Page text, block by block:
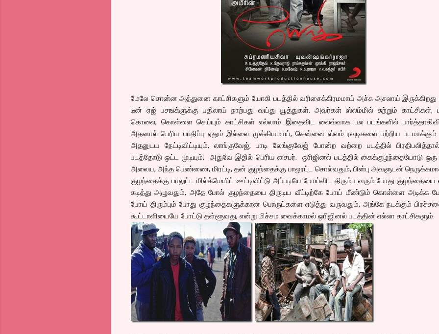
மேலே சொன்ன அத்துனை காட்சிகளும் யோகி படத்தில் வரிசைக்கிரமமாய் அச்சு அசலாய்
டீன் ஏஜ் பசஙக்ளுக்கு பதிலாய் நாற்பது வய்து யூத்துகள். அவர்கள் ஸ்லம்மில் சுற்றும் காட்சிகள்,
கொலை, கொள்ளை செய்யும் காட்சிகள் எல்லாம் இதைவிட லைவ்வாக பல படங்களில்
அதனால் பெரிய பாதிப்பு ஏதும் இல்லை. முக்கியமாய், சென்னை ஸ்லம் ரவுடிகளை பற்றிய படமாக்கும்
அதனுடய நேட்டிவிட்டியும், லாங்குவேஜ், பாடி லேங்குவேஜ் போன்ற வற்றை படத்தில்
படத்தோடு ஒட்ட முடியும், அதுவே இதில் பெரிய சைபர். ஒரிஜினல் படத்தில் கைக்குழந்தையோடு
அலைய, அந்த பெண்ணை, மிரட்டி, தன் குழந்தைக்கு பாலூட்ட சொல்வதும், பின்பு அவளுடன்
குழந்தைக்கு பாலுட்ட மில்க்மெயிட் ஊட்டிவிட்டு அப்படியே போய்விட திரும்ப வரும் போது குழந்தையை
கடித்து அழுவதும், அதே போல் குழந்தையை திருடிய வீட்டிற்கே போய் மீண்டும் கொள்ளை அடிக்க
போய் திரும்பும் போது குழந்தைகளூக்கான பொருட்களை எடுத்து வருவதும், அங்கே நடக்கும்
கூட்டாளியையே போட்டு தள்ளூவது, என்று மிச்சம வைக்காமல் ஒரிஜினல் படத்தின் எல்லா காட்சிகளும்.